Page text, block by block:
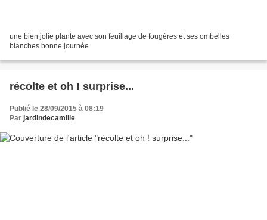
une bien jolie plante avec son feuillage de fougères et ses ombelles
blanches bonne journée
récolte et oh ! surprise...
Publié le 28/09/2015 à 08:19
Par jardindecamille